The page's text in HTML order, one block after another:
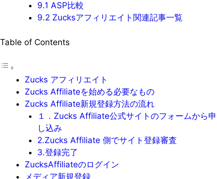
9.1 ASP比較
9.2 Zucksアフィリエイト関連記事一覧
Table of Contents
Zucks アフィリエイト
Zucks Affiliateを始める必要なもの
Zucks Affiliate新規登録方法の流れ
１．Zucks Affiliate公式サイトのフォームから申
し込み
2.Zucks Affiliate 側でサイト登録審査
3.登録完了
ZucksAffiliateのログイン
メディア新規登録